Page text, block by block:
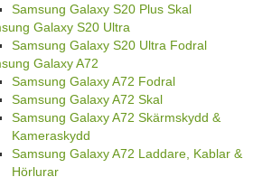
Samsung Galaxy S20 Plus Skal
Galaxy S20 Ultra
Samsung Galaxy S20 Ultra Fodral
Galaxy A72
Samsung Galaxy A72 Fodral
Samsung Galaxy A72 Skal
Samsung Galaxy A72 Skärmskydd &
Kameraskydd
Samsung Galaxy A72 Laddare, Kablar &
Hörlurar